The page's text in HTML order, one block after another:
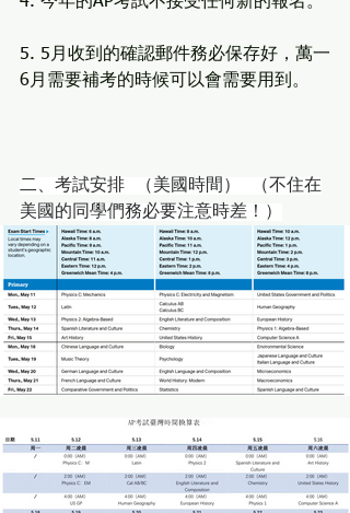
5. 5月收到的確認郵件務必保存好，萬一
6月需要補考的時候可以會需要用到。
二、考試安排  （美國時間）  （不住在
美國的同學們務必要注意時差！）